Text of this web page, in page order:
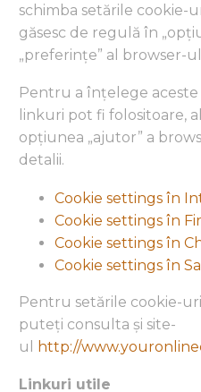
schimba setările cookie-
găsesc de regulă în
„preferințe” al browser-
Pentru a înțelege
linkuri pot fi folositoare,
opțiunea „ajutor” a
detalii.
Cookie settings în
Cookie settings în
Cookie settings în
Cookie settings în
Pentru setările cookie-
puteți consulta și site-
ul
http://
Linkuri utile